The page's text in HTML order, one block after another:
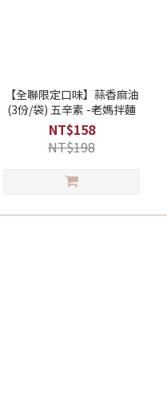
【全聯限定口味】蒜香麻油
(3份/袋) 五辛素 -老媽拌麵
NT$158
NT$198